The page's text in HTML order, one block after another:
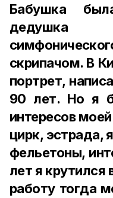
Бабушка
дедушка
скрипачом. В
портрет,
90 лет. Но я
интересов
цирк, эстрада,
фельетоны,
лет я крутился
работу тогда